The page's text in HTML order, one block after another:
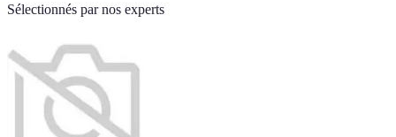
Sélectionnés par nos experts